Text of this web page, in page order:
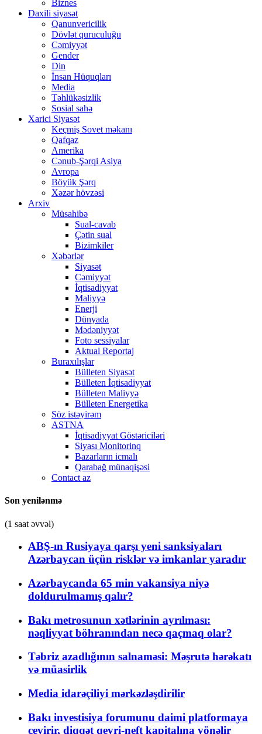
Biznes
Daxili siyasət
Qanunvericilik
Dövlət quruculuğu
Cəmiyyət
Gender
Din
İnsan Hüquqları
Media
Təhlükəsizlik
Sosial sahə
Xarici Siyasət
Keçmiş Sovet məkanı
Qafqaz
Amerika
Cənub-Şərqi Asiya
Avropa
Böyük Şərq
Xəzər hövzəsi
Arxiv
Müsahibə
Sual-cavab
Çətin sual
Bizimkiler
Xəbərlər
Siyasət
Cəmiyyət
İqtisadiyyat
Maliyyə
Enerji
Dünyada
Mədəniyyət
Foto sessiyalar
Aktual Reportaj
Buraxılışlar
Bülleten Siyasət
Bülleten İqtisadiyyat
Bülleten Maliyyə
Bülleten Energetika
Söz istəyirəm
ASTNA
İqtisadiyyat Göstəriciləri
Siyası Monitorinq
Bazarların icmalı
Qarabağ münaqişəsi
Contact az
Son yenilənmə
(1 saat əvvəl)
ABŞ-ın Rusiyaya qarşı yeni sanksiyaları
Azərbaycan üçün risklər və imkanlar yaradır
Azərbaycanda 65 min vakansiya niyə
doldurulmamış qalır?
Bakı metrosunun xətlərinin ayrılması:
nəqliyyat böhranından necə qaçmaq olar?
Təbriz azadlığının salnaməsi: Məşrutə hərəkatı
və müasirlik
Media idarəçiliyi mərkəzləşdirilir
Bakı investisiya forumunu daimi platformaya
çevirir, diqqət qeyri-neft kapitalına yönəlir